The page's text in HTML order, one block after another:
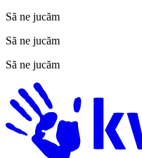
Să ne jucăm
Să ne jucăm
Să ne jucăm